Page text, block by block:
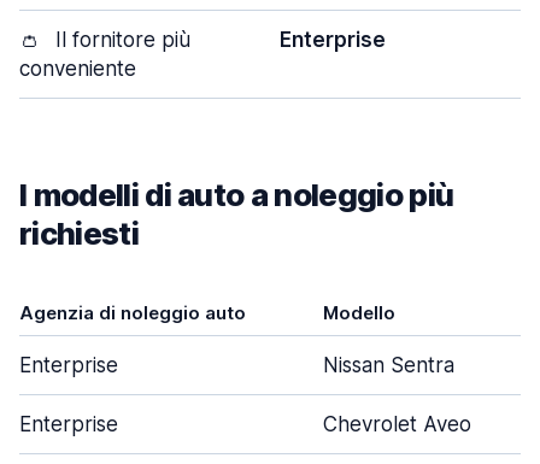
👛
Il fornitore più
conveniente
Enterprise
I modelli di auto a noleggio più
richiesti
Agenzia di noleggio auto Modello
Enterprise Nissan Sentra
Enterprise Chevrolet Aveo